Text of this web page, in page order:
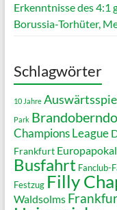
Erkenntnisse des 4:1
Borussia-Torhüter,
Schlagwörter
10 Jahre
Park
Champions League
Frankfurt Europapokal
Busfahrt Fanclub-
Festzug Filly
Waldsolms